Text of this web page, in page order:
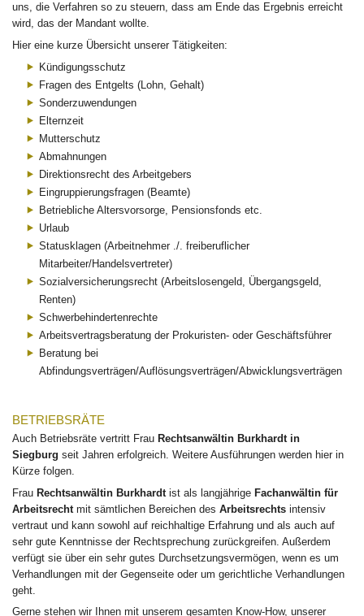
uns, die Verfahren so zu steuern, dass am Ende das Ergebnis erreicht
wird, das der Mandant wollte.
Hier eine kurze Übersicht unserer Tätigkeiten:
Kündigungsschutz
Fragen des Entgelts (Lohn, Gehalt)
Sonderzuwendungen
Elternzeit
Mutterschutz
Abmahnungen
Direktionsrecht des Arbeitgebers
Eingruppierungsfragen (Beamte)
Betriebliche Altersvorsorge, Pensionsfonds etc.
Urlaub
Statusklagen (Arbeitnehmer ./. freiberuflicher
Mitarbeiter/Handelsvertreter)
Sozialversicherungsrecht (Arbeitslosengeld, Übergangsgeld,
Renten)
Schwerbehindertenrechte
Arbeitsvertragsberatung der Prokuristen- oder Geschäftsführer
Beratung bei
Abfindungsverträgen/Auflösungsverträgen/Abwicklungsverträgen
BETRIEBSRÄTE
Auch Betriebsräte vertritt Frau Rechtsanwältin Burkhardt in
Siegburg seit Jahren erfolgreich. Weitere Ausführungen werden hier in
Kürze folgen.
Frau Rechtsanwältin Burkhardt ist als langjährige Fachanwältin für
Arbeitsrecht mit sämtlichen Bereichen des Arbeitsrechts intensiv
vertraut und kann sowohl auf reichhaltige Erfahrung und als auch auf
sehr gute Kenntnisse der Rechtsprechung zurückgreifen. Außerdem
verfügt sie über ein sehr gutes Durchsetzungsvermögen, wenn es um
Verhandlungen mit der Gegenseite oder um gerichtliche Verhandlungen
geht.
Gerne stehen wir Ihnen mit unserem gesamten Know-How, unserer